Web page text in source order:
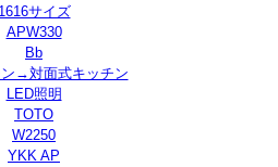
1616サイズ
APW330
Bb
ン→対面式キッチン
LED照明
TOTO
W2250
YKK AP